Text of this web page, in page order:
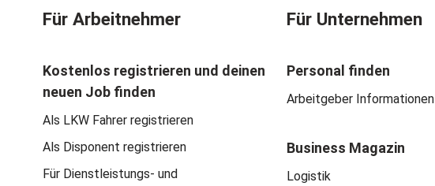
Für Arbeitnehmer
Kostenlos registrieren und deinen
neuen Job finden
Als LKW Fahrer registrieren
Als Disponent registrieren
Für Dienstleistungs- und
Für Unternehmen
Personal finden
Arbeitgeber Informationen
Business Magazin
Logistik